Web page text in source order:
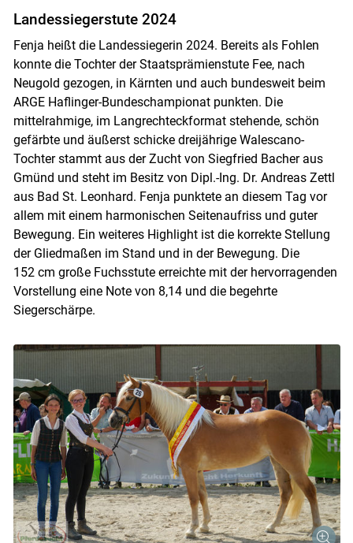
Landessiegerstute 2024
Fenja heißt die Landessiegerin 2024. Bereits als Fohlen
konnte die Tochter der Staatsprämienstute Fee, nach
Neugold gezogen, in Kärnten und auch bundesweit beim
ARGE Haflinger-Bundeschampionat punkten. Die
mittelrahmige, im Langrechteckformat stehende, schön
gefärbte und äußerst schicke dreijährige Walescano-
Tochter stammt aus der Zucht von Siegfried Bacher aus
Gmünd und steht im Besitz von Dipl.-Ing. Dr. Andreas Zettl
aus Bad St. Leonhard. Fenja punktete an diesem Tag vor
allem mit einem harmonischen Seitenaufriss und guter
Bewegung. Ein weiteres Highlight ist die korrekte Stellung
der Gliedmaßen im Stand und in der Bewegung. Die
152 cm große Fuchsstute erreichte mit der hervorragenden
Vorstellung eine Note von 8,14 und die begehrte
Siegerschärpe.